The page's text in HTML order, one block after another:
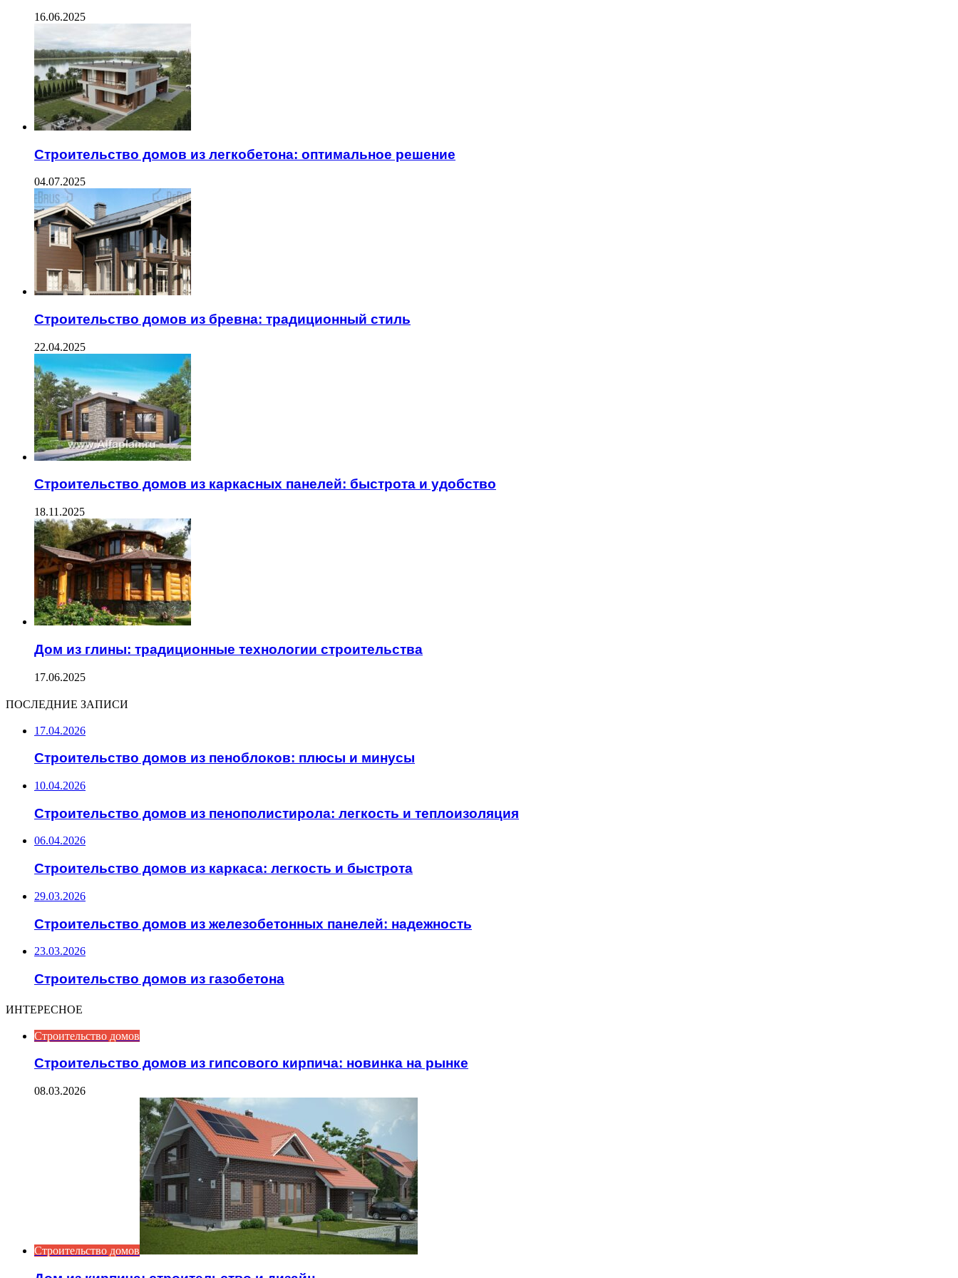
16.06.2025
Строительство домов из легкобетона: оптимальное решение
04.07.2025
Строительство домов из бревна: традиционный стиль
22.04.2025
Строительство домов из каркасных панелей: быстрота и удобство
18.11.2025
Дом из глины: традиционные технологии строительства
17.06.2025
ПОСЛЕДНИЕ ЗАПИСИ
17.04.2026
Строительство домов из пеноблоков: плюсы и минусы
10.04.2026
Строительство домов из пенополистирола: легкость и теплоизоляция
06.04.2026
Строительство домов из каркаса: легкость и быстрота
29.03.2026
Строительство домов из железобетонных панелей: надежность
23.03.2026
Строительство домов из газобетона
ИНТЕРЕСНОЕ
Строительство домов
Строительство домов из гипсового кирпича: новинка на рынке
08.03.2026
Строительство домов